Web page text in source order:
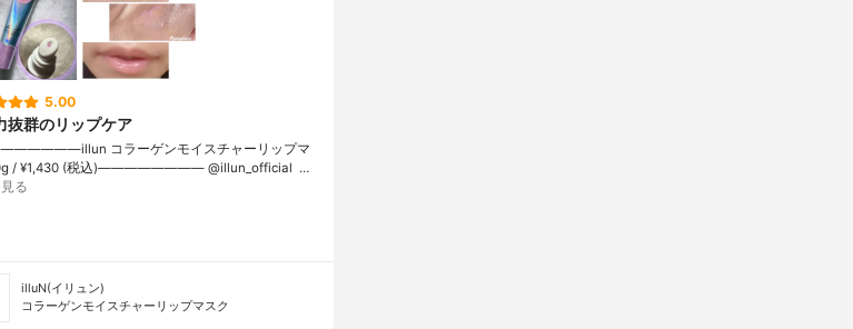
5.00
抜群のリップケア
コラーゲンモイスチャーリップマ
/ ¥1,430 (税込)⁡———————— @illun_official ⁡ …
る
illuN(イリュン)
コラーゲンモイスチャーリップマスク